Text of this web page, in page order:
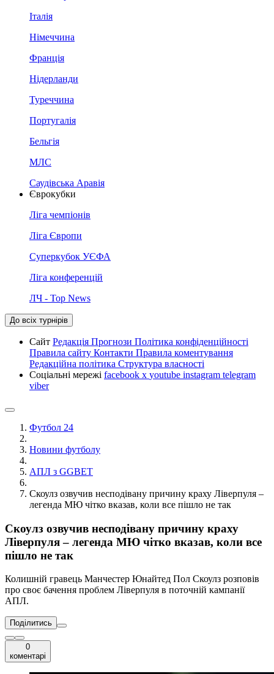
Італія
Німеччина
Франція
Нідерланди
Туреччина
Португалія
Бельгія
МЛС
Саудівська Аравія
Єврокубки
Ліга чемпіонів
Ліга Європи
Суперкубок УЄФА
Ліга конференцій
ЛЧ - Top News
До всіх турнірів
Сайт Редакція Прогнози Політика конфіденційності
Правила сайту Контакти Правила коментування
Редакційна політика Структура власності
Соціальні мережі facebook x youtube instagram telegram
viber
Футбол 24
Новини футболу
АПЛ з GGBET
Скоулз озвучив несподівану причину краху Ліверпуля –
легенда МЮ чітко вказав, коли все пішло не так
Скоулз озвучив несподівану причину краху
Ліверпуля – легенда МЮ чітко вказав, коли все
пішло не так
Колишній гравець Манчестер Юнайтед Пол Скоулз розповів
про своє бачення проблем Ліверпуля в поточній кампанії
АПЛ.
Поділитись
0
коментарі